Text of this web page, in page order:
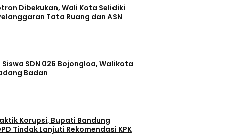
Dibekukan, Wali Kota Selidiki
Tata Ruang dan ASN
Siswa SDN 026 Bojongloa, Walikota
Badan
Korupsi, Bupati Bandung
Tindak Lanjuti Rekomendasi KPK